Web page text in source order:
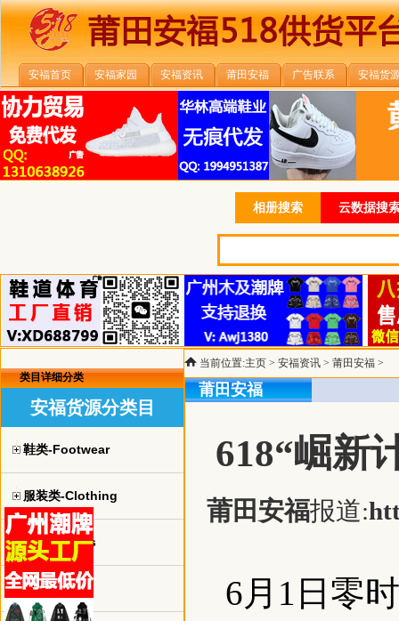
安福首页 安福家园 安福资讯 莆田安福 广告联系 安福货
相册搜索 云数据搜
类目详细分类
安福货源分类目
鞋类-Footwear
服装类-Clothing
球衣-jerseys
手表-watch
当前位置:主页 > 安福资讯 > 莆田安福 >
莆田安福
618“崛新
莆田安福报道:
6月1日零